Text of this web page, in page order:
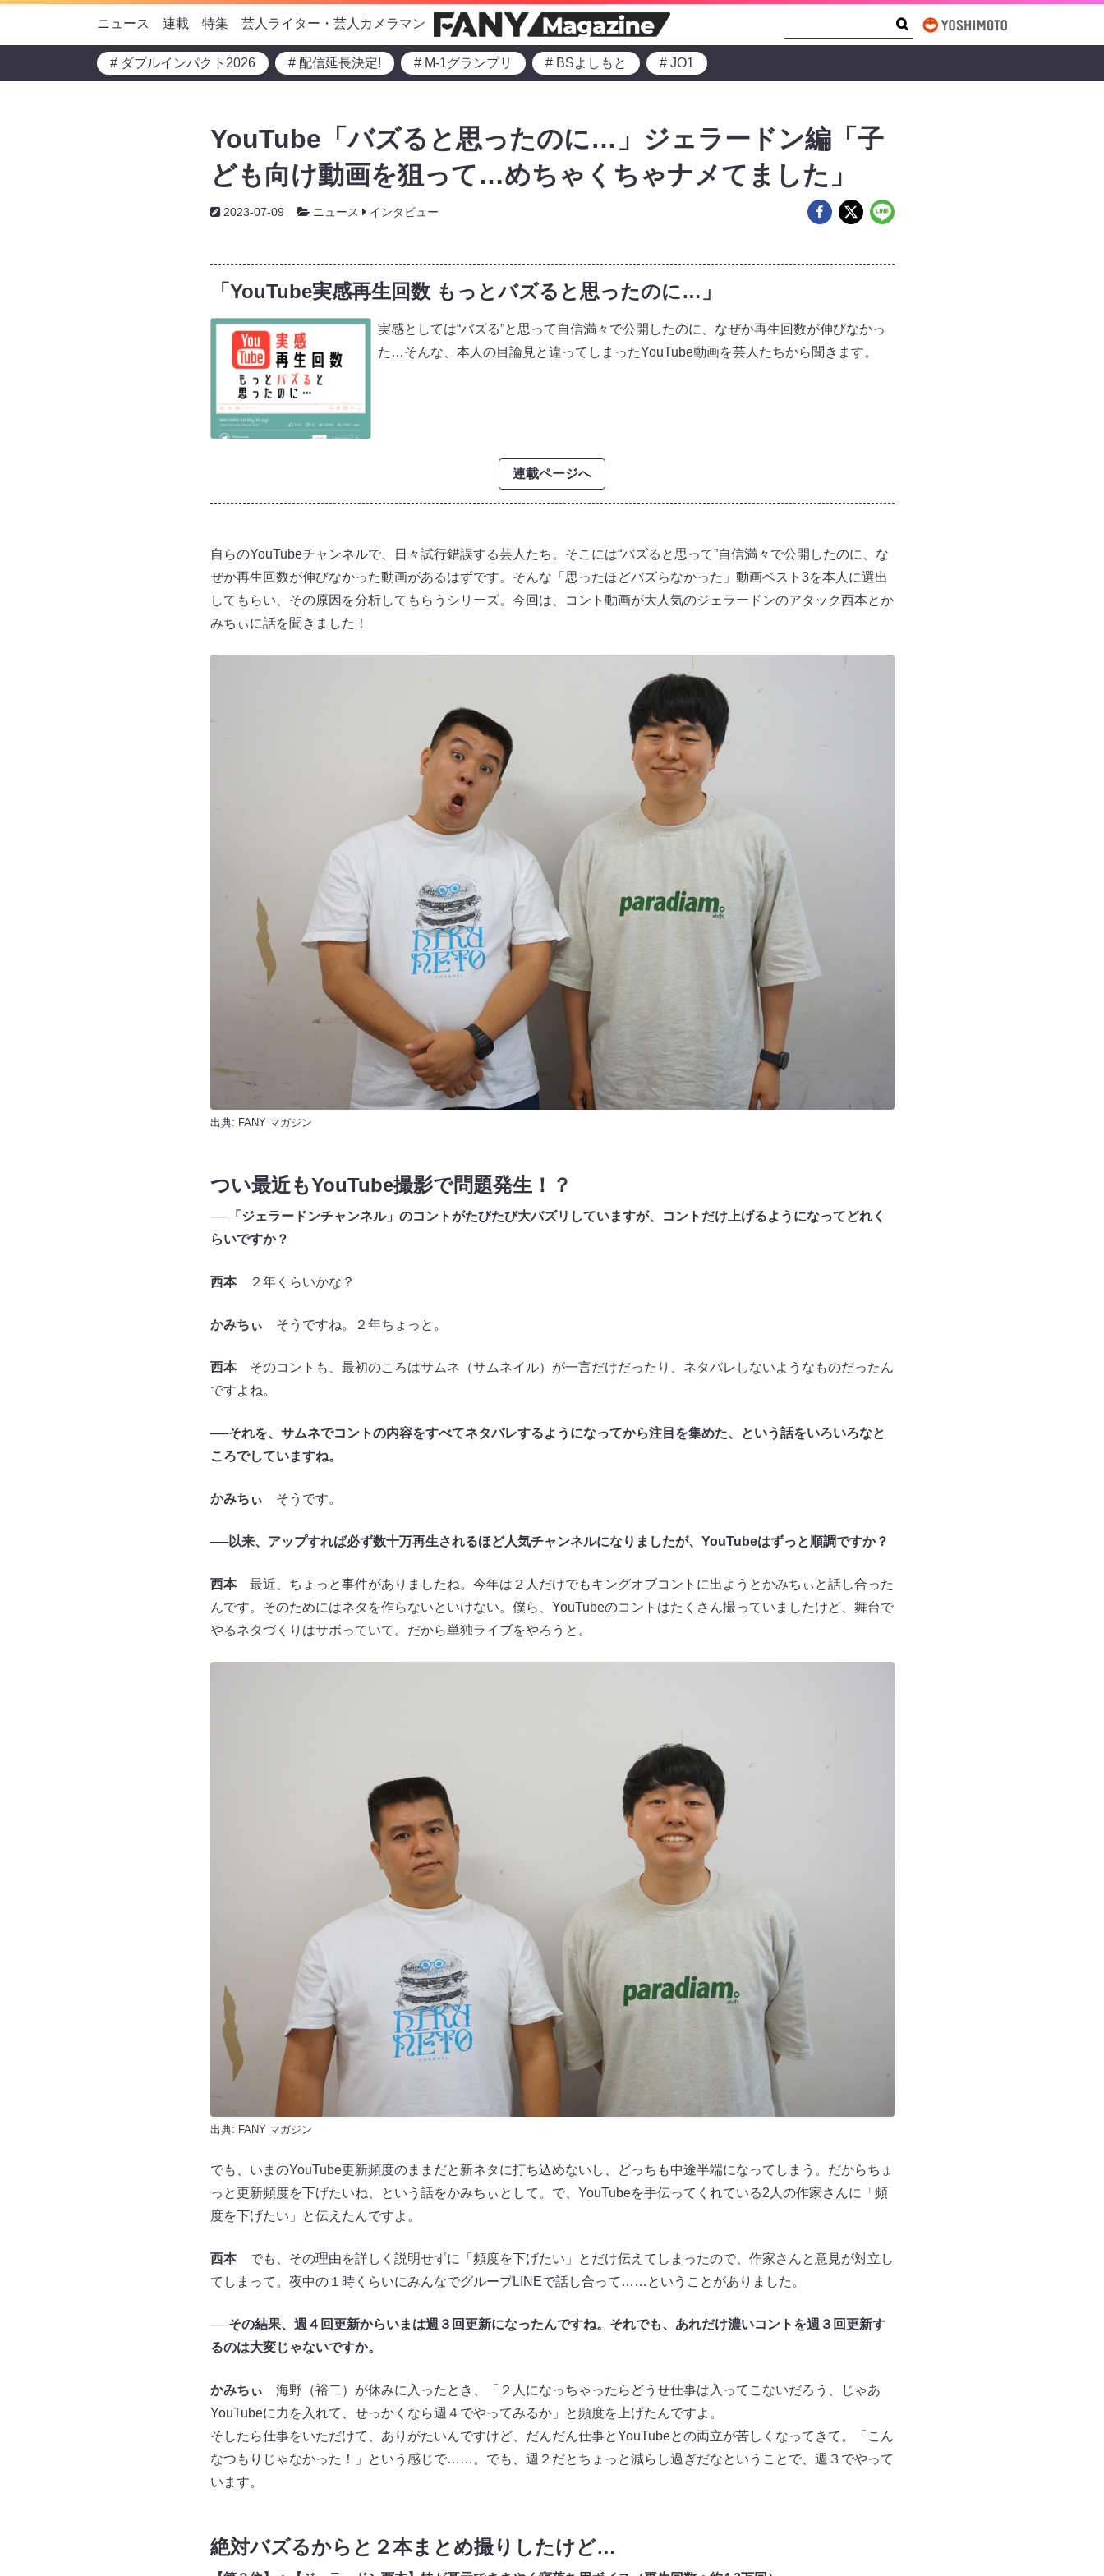
ニュース 連載 特集 芸人ライター・芸人カメラマン
# ダブルインパクト2026 # 配信延長決定! # M-1グランプリ # BSよしもと # JO1
YouTube「バズると思ったのに…」ジェラードン編「子
ども向け動画を狙って…めちゃくちゃナメてました」
2023-07-09 ニュース インタビュー
「YouTube実感再生回数 もっとバズると思ったのに…」
実感としては“バズる”と思って自信満々で公開したのに、なぜか再生回数が伸びなかっ
た…そんな、本人の目論見と違ってしまったYouTube動画を芸人たちから聞きます。
連載ページへ
自らのYouTubeチャンネルで、日々試行錯誤する芸人たち。そこには“バズると思って”自信満々で公開したのに、な
ぜか再生回数が伸びなかった動画があるはずです。そんな「思ったほどバズらなかった」動画ベスト3を本人に選出
してもらい、その原因を分析してもらうシリーズ。今回は、コント動画が大人気のジェラードンのアタック西本とか
みちぃに話を聞きました！
出典: FANY マガジン
つい最近もYouTube撮影で問題発生！？
──「ジェラードンチャンネル」のコントがたびたび大バズリしていますが、コントだけ上げるようになってどれく
らいですか？
西本２年くらいかな？
かみちぃ そうですね。２年ちょっと。
西本そのコントも、最初のころはサムネ（サムネイル）が一言だけだったり、ネタバレしないようなものだったん
ですよね。
──それを、サムネでコントの内容をすべてネタバレするようになってから注目を集めた、という話をいろいろなと
ころでしていますね。
かみちぃ そうです。
──以来、アップすれば必ず数十万再生されるほど人気チャンネルになりましたが、YouTubeはずっと順調ですか？
西本最近、ちょっと事件がありましたね。今年は２人だけでもキングオブコントに出ようとかみちぃと話し合った
んです。そのためにはネタを作らないといけない。僕ら、YouTubeのコントはたくさん撮っていましたけど、舞台で
やるネタづくりはサボっていて。だから単独ライブをやろうと。
出典: FANY マガジン
でも、いまのYouTube更新頻度のままだと新ネタに打ち込めないし、どっちも中途半端になってしまう。だからちょ
っと更新頻度を下げたいね、という話をかみちぃとして。で、YouTubeを手伝ってくれている2人の作家さんに「頻
度を下げたい」と伝えたんですよ。
西本でも、その理由を詳しく説明せずに「頻度を下げたい」とだけ伝えてしまったので、作家さんと意見が対立し
てしまって。夜中の１時くらいにみんなでグループLINEで話し合って……ということがありました。
──その結果、週４回更新からいまは週３回更新になったんですね。それでも、あれだけ濃いコントを週３回更新す
るのは大変じゃないですか。
かみちぃ 海野（裕二）が休みに入ったとき、「２人になっちゃったらどうせ仕事は入ってこないだろう、じゃあ
YouTubeに力を入れて、せっかくなら週４でやってみるか」と頻度を上げたんですよ。
そしたら仕事をいただけて、ありがたいんですけど、だんだん仕事とYouTubeとの両立が苦しくなってきて。「こん
なつもりじゃなかった！」という感じで……。でも、週２だとちょっと減らし過ぎだなということで、週３でやって
います。
絶対バズるからと２本まとめ撮りしたけど…